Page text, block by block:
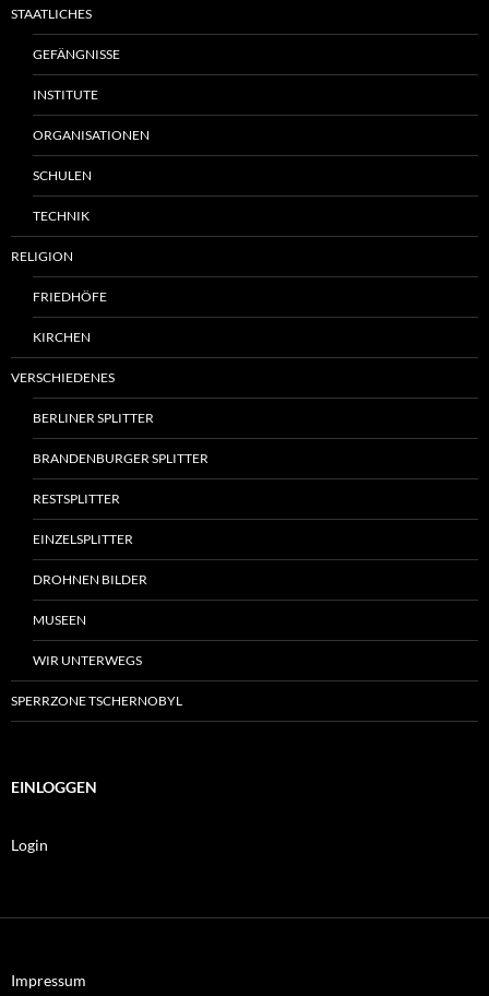
STAATLICHES
GEFÄNGNISSE
INSTITUTE
ORGANISATIONEN
SCHULEN
TECHNIK
RELIGION
FRIEDHÖFE
KIRCHEN
VERSCHIEDENES
BERLINER SPLITTER
BRANDENBURGER SPLITTER
RESTSPLITTER
EINZELSPLITTER
DROHNEN BILDER
MUSEEN
WIR UNTERWEGS
SPERRZONE TSCHERNOBYL
EINLOGGEN
Login
Impressum